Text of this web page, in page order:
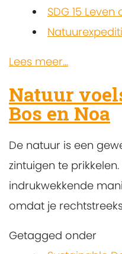
SDG 15
Lees meer...
Natuur
Bos en Noa
De natuur is een
zintuigen te
indrukwekkende
omdat je
Getagged onder